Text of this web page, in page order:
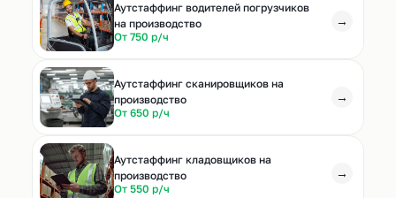
Аутстаффинг водителей погрузчиков
на производство
От 750 р/ч
→
Аутстаффинг сканировщиков на
производство
От 650 р/ч
→
Аутстаффинг кладовщиков на
производство
От 550 р/ч
→